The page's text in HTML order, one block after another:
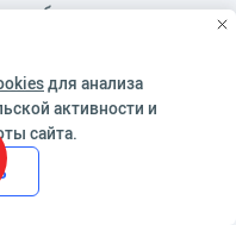
службы
для анализа
активности и
сайта.